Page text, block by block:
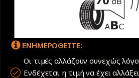
ΕΝΗΜΕΡΩΘΕΙΤΕ:
Οι τιμές αλλάζουν συνεχώς
Ενδέχεται η τιμή να έχει